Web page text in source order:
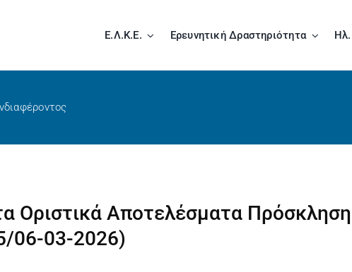
Ε.Λ.Κ.Ε. Ερευνητική Δραστηριότητα
Οριστικά Αποτελέσματα
06-03-2026)